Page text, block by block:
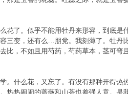
花了。似乎不能用牡丹来形容，到底
三变，还有么…朋党。我刻薄了。牡丹
比，不如且用芍药，芍药草本，茎可弯且
。什么花，又忘了。有没有那种开得
热热闹闹的蔷薇和山茶也差强人意。